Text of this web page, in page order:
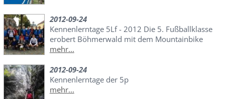
2012-09-24
Kennenlerntage 5Lf - 2012 Die 5. Fußballklasse
erobert Böhmerwald mit dem Mountainbike
mehr...
2012-09-24
Kennenlerntage der 5p
mehr...